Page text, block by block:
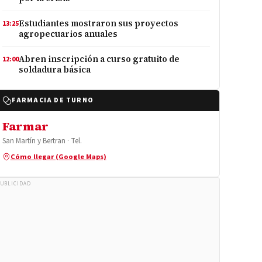
13:25Estudiantes mostraron sus proyectos
agropecuarios anuales
12:00Abren inscripción a curso gratuito de
soldadura básica
FARMACIA DE TURNO
Farmar
San Martín y Bertran · Tel.
Cómo llegar (Google Maps)